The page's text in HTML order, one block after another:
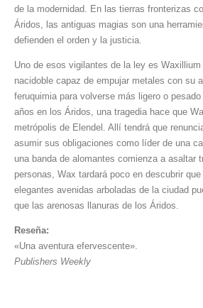
de la modernidad. En las tierras fronterizas
Áridos, las antiguas magias son una
defienden el orden y la justicia.
Uno de esos vigilantes de la ley es Waxillium
nacidoble capaz de empujar metales con su
feruquimia para volverse más ligero o
años en los Áridos, una tragedia hace que
metrópolis de Elendel. Allí tendrá que
asumir sus obligaciones como líder de una
una banda de alomantes comienza a asaltar
personas, Wax tardará poco en descubrir
elegantes avenidas arboladas de la ciudad
que las arenosas llanuras de los Áridos.
Reseña:
«Una aventura efervescente».
Publishers Weekly